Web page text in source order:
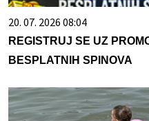
20. 07. 2026 08:04
REGISTRUJ SE UZ
BESPLATNIH SPINOVA